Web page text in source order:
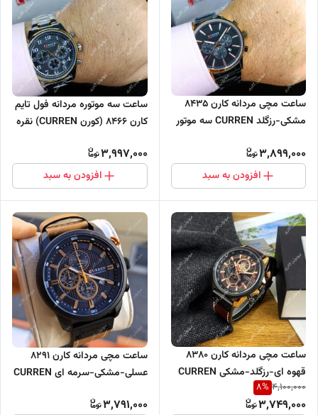
ساعت مچی مردانه کارن 8435
مشکی-رزگلد CURREN سه موتور
3,899,000
افزودن به سبد
ساعت سه موتوره مردانه فول تایم
کارن 8466 (کورن CURREN) نقره
3,997,000
افزودن به سبد
ساعت مچی مردانه کارن 8380
قهوه ای-رزگلد-مشکی CURREN
سه موتور فعال
4,100,000
8%
3,749,000
ساعت مچی مردانه کارن 8291
عسلی-مشکی-سرمه ای CURREN
3,791,000